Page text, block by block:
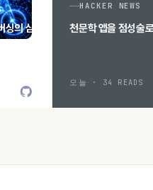
싱의 심
HACKER NEWS
천문학 앱을 점성술
오늘 · 34 READS